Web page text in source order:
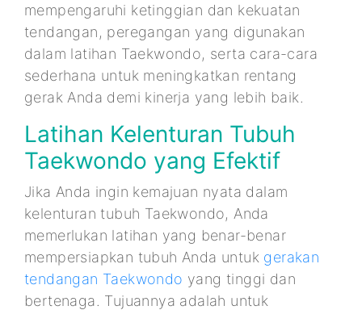
mempengaruhi ketinggian dan kekuatan
tendangan, peregangan yang digunakan
dalam latihan Taekwondo, serta cara-cara
sederhana untuk meningkatkan rentang
gerak Anda demi kinerja yang lebih baik.
Latihan Kelenturan Tubuh
Taekwondo yang Efektif
Jika Anda ingin kemajuan nyata dalam
kelenturan tubuh Taekwondo, Anda
memerlukan latihan yang benar-benar
mempersiapkan tubuh Anda untuk gerakan
tendangan Taekwondo yang tinggi dan
bertenaga. Tujuannya adalah untuk